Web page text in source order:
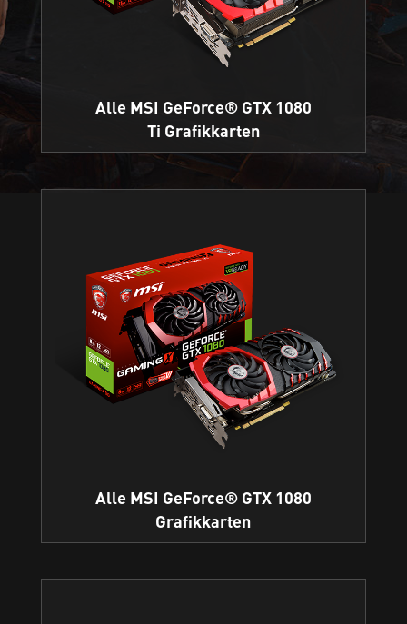
Alle MSI GeForce® GTX 1080
Ti Grafikkarten
Alle MSI GeForce® GTX 1080
Grafikkarten